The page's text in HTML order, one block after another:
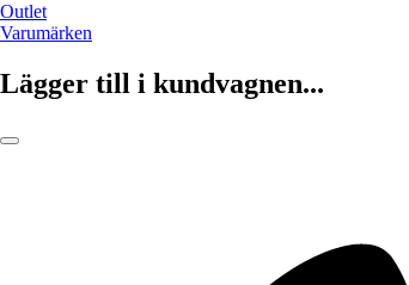
Outlet
Varumärken
Lägger till i kundvagnen...